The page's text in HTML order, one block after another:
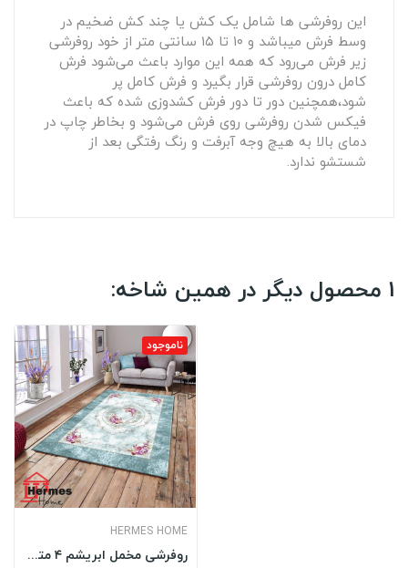
این روفرشی ها شامل یک کش یا چند کش ضخیم در
وسط فرش میباشد و ۱۰ تا ۱۵ سانتی متر از خود روفرشی
زیر فرش می‌رود که همه این موارد باعث می‌شود فرش
کامل درون روفرشی قرار بگیرد و فرش کامل پر
شود،همچنین دور تا دور فرش کشدوزی شده که باعث
فیکس شدن روفرشی روی فرش می‌شود و بخاطر چاپ در
دمای بالا به هیچ وجه آبرفت و رنگ رفتگی بعد از
شستشو ندارد.
1 محصول دیگر در همین شاخه:
ناموجود
HERMES HOME
روفرشی مخمل ابریشم ۴ متری هرمس HERMES مدل: 0044